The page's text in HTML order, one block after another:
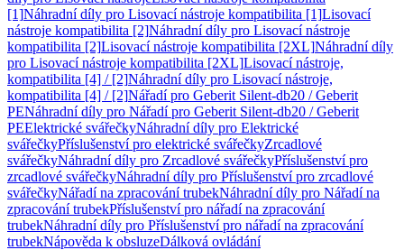
[1]Náhradní díly pro Lisovací nástroje kompatibilita [1]Lisovací
nástroje kompatibilita [2]Náhradní díly pro Lisovací nástroje
kompatibilita [2]Lisovací nástroje kompatibilita [2XL]Náhradní díly
pro Lisovací nástroje kompatibilita [2XL]Lisovací nástroje,
kompatibilita [4] / [2]Náhradní díly pro Lisovací nástroje,
kompatibilita [4] / [2]Nářadí pro Geberit Silent-db20 / Geberit
PENáhradní díly pro Nářadí pro Geberit Silent-db20 / Geberit
PEElektrické svářečkyNáhradní díly pro Elektrické
svářečkyPříslušenství pro elektrické svářečkyZrcadlové
svářečkyNáhradní díly pro Zrcadlové svářečkyPříslušenství pro
zrcadlové svářečkyNáhradní díly pro Příslušenství pro zrcadlové
svářečkyNářadí na zpracování trubekNáhradní díly pro Nářadí na
zpracování trubekPříslušenství pro nářadí na zpracování
trubekNáhradní díly pro Příslušenství pro nářadí na zpracování
trubekNápověda k obsluzeDálková ovládání